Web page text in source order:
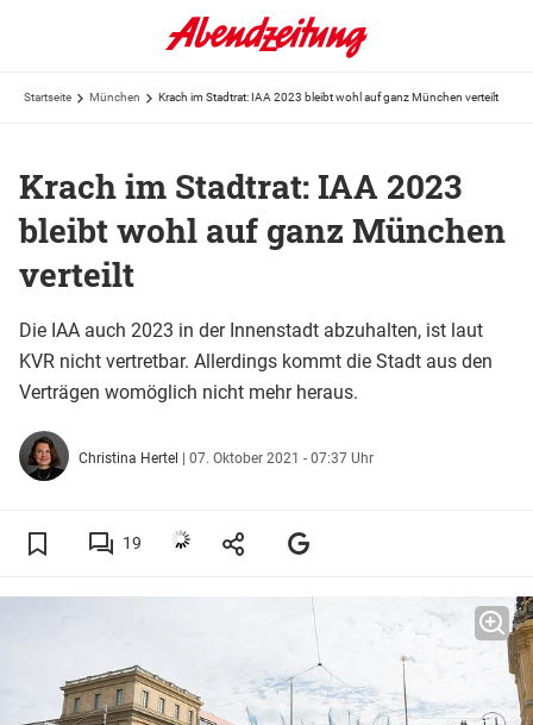
Startseite München Krach im Stadtrat: IAA 2023 bleibt wohl auf ganz München verteilt
Krach im Stadtrat: IAA 2023
bleibt wohl auf ganz München
verteilt
Die IAA auch 2023 in der Innenstadt abzuhalten, ist laut
KVR nicht vertretbar. Allerdings kommt die Stadt aus den
Verträgen womöglich nicht mehr heraus.
Christina Hertel | 07. Oktober 2021 - 07:37 Uhr
19